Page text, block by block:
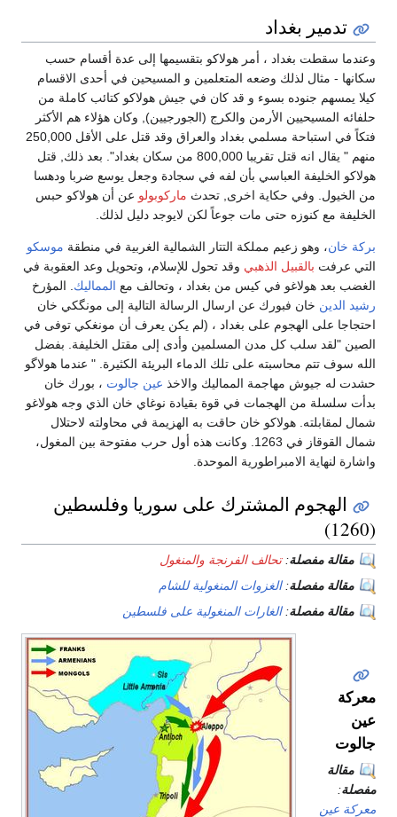
تدمير بغداد
وعندما سقطت بغداد ، أمر هولاكو بتقسيمها إلى عدة أقسام حسب
سكانها - مثال لذلك وضعه المتعلمين و المسيحين في أحدى الاقسام
كيلا يمسهم جنوده بسوء و قد كان في جيش هولاكو كتائب كاملة من
حلفائه المسيحيين الأرمن والكرج (الجورجيين), وكان هؤلاء هم الأكثر
فتكاً في استباحة مسلمي بغداد والعراق وقد قتل على الأقل 250,000
منهم " يقال انه قتل تقريبا 800,000 من سكان بغداد". بعد ذلك, قتل
هولاكو الخليفة العباسي بأن لفه في سجادة وجعل يوسع ضربا ودهسا
من الخيول. وفي حكاية اخرى, تحدث ماركوبولو عن أن هولاكو حبس
الخليفة مع كنوزه حتى مات جوعاً لكن لايوجد دليل لذلك.
بركة خان، وهو زعيم مملكة التتار الشمالية الغربية في منطقة موسكو
التي عرفت بالقبيل الذهبي وقد تحول للإسلام، وتحويل وعد العقوبة في
الغضب بعد هولاغو في كيس من بغداد ، وتحالف مع المماليك . المؤرخ
رشيد الدين خان فبورك عن ارسال الرسالة التالية إلى مونگكي خان
احتجاجا على الهجوم على بغداد ، (لم يكن يعرف أن مونغكي توفى في
الصين "لقد سلب كل مدن المسلمين وأدى إلى مقتل الخليفة. بفضل
الله سوف تتم محاسبته على تلك الدماء البريئة الكثيرة. " عندما هولاگو
حشدت له جيوش مهاجمة المماليك والاخذ عين جالوت ، بورك خان
بدأت سلسلة من الهجمات في قوة بقيادة نوغاي خان الذي وجه هولاغو
شمال لمقابلته. هولاكو خان حاقت به الهزيمة في محاولته لاحتلال
شمال القوقاز في 1263. وكانت هذه أول حرب مفتوحة بين المغول،
واشارة لنهاية الامبراطورية الموحدة.
الهجوم المشترك على سوريا وفلسطين
(1260)
مقالة مفصلة:تحالف الفرنجة والمنغول
مقالة مفصلة:الغزوات المنغولية للشام
مقالة مفصلة:الغارات المنغولية على فلسطين
معركة
عين
جالوت
مقالة
مفصلة:
معركة عين